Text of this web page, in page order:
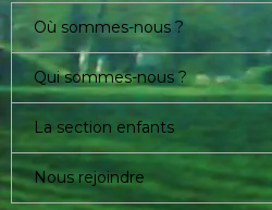
Où sommes-nous ?
Qui sommes-nous ?
La section enfants
Nous rejoindre